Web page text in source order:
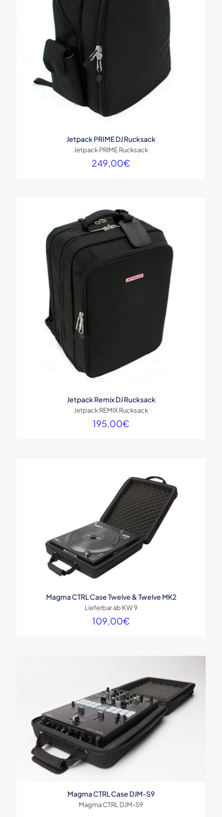
Jetpack PRIME DJ Rucksack
Jetpack PRIME Rucksack
249,00€
Jetpack Remix DJ Rucksack
Jetpack REMIX Rucksack
195,00€
Magma CTRL Case Twelve & Twelve MK2
Lieferbar ab KW 9
109,00€
Magma CTRL Case DJM-S9
Magma CTRL DJM-S9